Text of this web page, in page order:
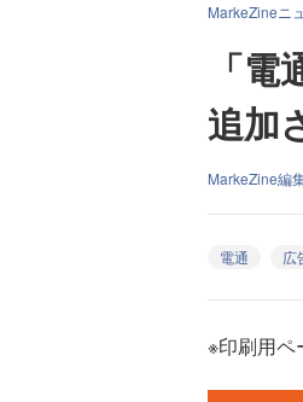
MarkeZineニ
「
追加
MarkeZine編
電通 広
※印刷用ペ